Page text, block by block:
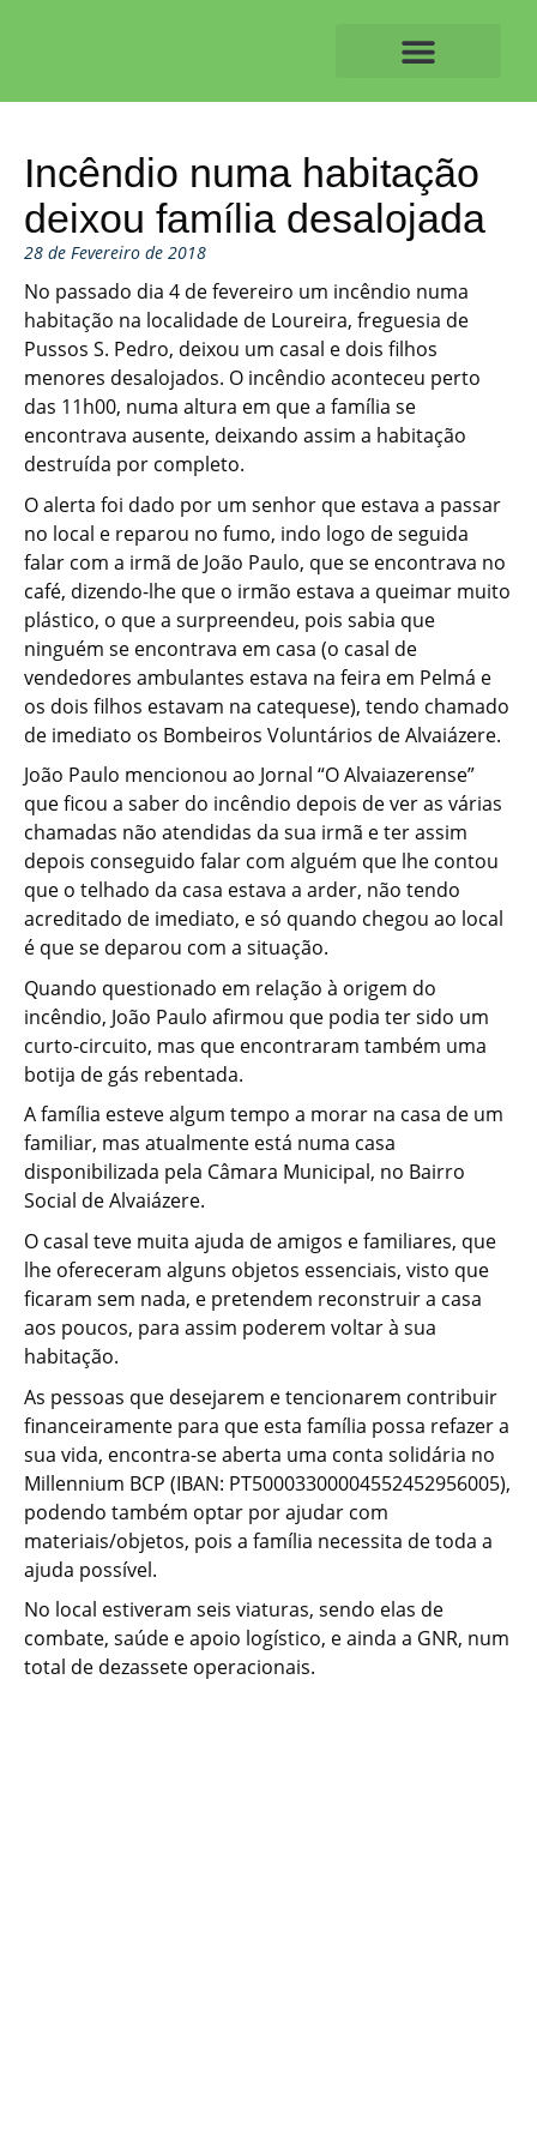
Incêndio numa habitação
deixou família desalojada
28 de Fevereiro de 2018
No passado dia 4 de fevereiro um incêndio numa
habitação na localidade de Loureira, freguesia de
Pussos S. Pedro, deixou um casal e dois filhos
menores desalojados. O incêndio aconteceu perto
das 11h00, numa altura em que a família se
encontrava ausente, deixando assim a habitação
destruída por completo.
O alerta foi dado por um senhor que estava a passar
no local e reparou no fumo, indo logo de seguida
falar com a irmã de João Paulo, que se encontrava no
café, dizendo-lhe que o irmão estava a queimar muito
plástico, o que a surpreendeu, pois sabia que
ninguém se encontrava em casa (o casal de
vendedores ambulantes estava na feira em Pelmá e
os dois filhos estavam na catequese), tendo chamado
de imediato os Bombeiros Voluntários de Alvaiázere.
João Paulo mencionou ao Jornal “O Alvaiazerense”
que ficou a saber do incêndio depois de ver as várias
chamadas não atendidas da sua irmã e ter assim
depois conseguido falar com alguém que lhe contou
que o telhado da casa estava a arder, não tendo
acreditado de imediato, e só quando chegou ao local
é que se deparou com a situação.
Quando questionado em relação à origem do
incêndio, João Paulo afirmou que podia ter sido um
curto-circuito, mas que encontraram também uma
botija de gás rebentada.
A família esteve algum tempo a morar na casa de um
familiar, mas atualmente está numa casa
disponibilizada pela Câmara Municipal, no Bairro
Social de Alvaiázere.
O casal teve muita ajuda de amigos e familiares, que
lhe ofereceram alguns objetos essenciais, visto que
ficaram sem nada, e pretendem reconstruir a casa
aos poucos, para assim poderem voltar à sua
habitação.
As pessoas que desejarem e tencionarem contribuir
financeiramente para que esta família possa refazer a
sua vida, encontra-se aberta uma conta solidária no
Millennium BCP (IBAN: PT50003300004552452956005),
podendo também optar por ajudar com
materiais/objetos, pois a família necessita de toda a
ajuda possível.
No local estiveram seis viaturas, sendo elas de
combate, saúde e apoio logístico, e ainda a GNR, num
total de dezassete operacionais.